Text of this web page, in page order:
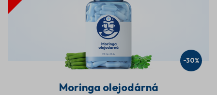
Moringa olejodárná
-30%